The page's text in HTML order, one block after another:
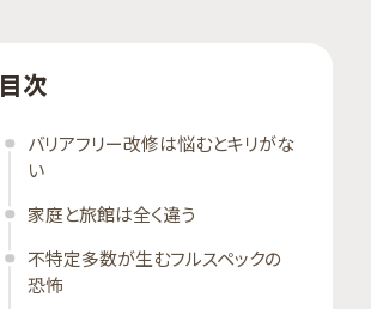
目次
バリアフリー改修は悩むとキリがな
い
家庭と旅館は全く違う
不特定多数が生むフルスペックの
恐怖